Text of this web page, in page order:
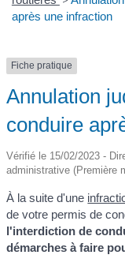
après une infraction
Fiche pratique
Annulation
conduire
Vérifié le 15/02/2023 -
administrative (Première
À la suite d'une
de votre permis de
l'interdiction de
démarches à faire